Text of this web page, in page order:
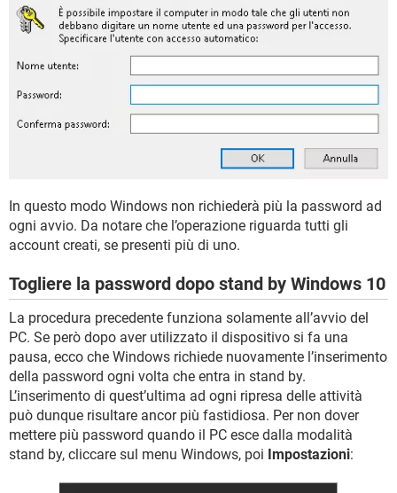
In questo modo Windows non richiederà più la password ad
ogni avvio. Da notare che l’operazione riguarda tutti gli
account creati, se presenti più di uno.
Togliere la password dopo stand by Windows 10
La procedura precedente funziona solamente all’avvio del
PC. Se però dopo aver utilizzato il dispositivo si fa una
pausa, ecco che Windows richiede nuovamente l’inserimento
della password ogni volta che entra in stand by.
L’inserimento di quest’ultima ad ogni ripresa delle attività
può dunque risultare ancor più fastidiosa. Per non dover
mettere più password quando il PC esce dalla modalità
stand by, cliccare sul menu Windows, poi Impostazioni: